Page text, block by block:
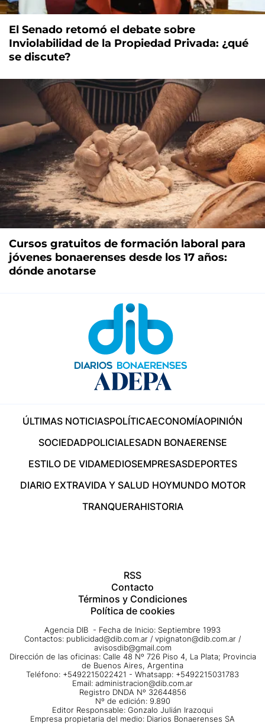
El Senado retomó el debate sobre
Inviolabilidad de la Propiedad Privada: ¿qué
se discute?
Cursos gratuitos de formación laboral para
jóvenes bonaerenses desde los 17 años:
dónde anotarse
ÚLTIMAS NOTICIASPOLÍTICAECONOMÍAOPINIÓN
SOCIEDADPOLICIALESADN BONAERENSE
ESTILO DE VIDAMEDIOSEMPRESASDEPORTES
DIARIO EXTRAVIDA Y SALUD HOYMUNDO MOTOR
TRANQUERAHISTORIA
RSS
Contacto
Términos y Condiciones
Política de cookies
Agencia DIB - Fecha de Inicio: Septiembre 1993
Contactos: publicidad@dib.com.ar / vpignaton@dib.com.ar /
avisosdib@gmail.com
Dirección de las oficinas: Calle 48 Nº 726 Piso 4, La Plata; Provincia
de Buenos Aires, Argentina
Teléfono: +5492215022421 - Whatsapp: +5492215031783
Email: administracion@dib.com.ar
Registro DNDA Nº 32644856
Nº de edición: 9.890
Editor Responsable: Gonzalo Julián Irazoqui
Empresa propietaria del medio: Diarios Bonaerenses SA